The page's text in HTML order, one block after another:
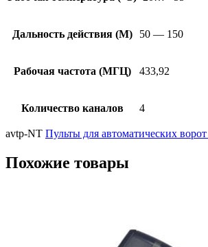
Дальность действия (М) 50 — 150
Рабочая частота (МГЦ) 433,92
Количество каналов 4
avtp-NT Пульты для автоматических
Похожие товары